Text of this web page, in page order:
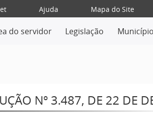
Ajuda Mapa do Site
do servidor Legislação
Nº 3.487, DE 22 DE